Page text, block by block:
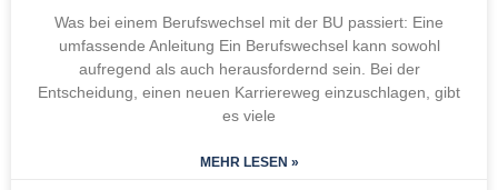
Was bei einem Berufswechsel mit der BU passiert: Eine
umfassende Anleitung Ein Berufswechsel kann sowohl
aufregend als auch herausfordernd sein. Bei der
Entscheidung, einen neuen Karriereweg einzuschlagen, gibt
es viele
MEHR LESEN »